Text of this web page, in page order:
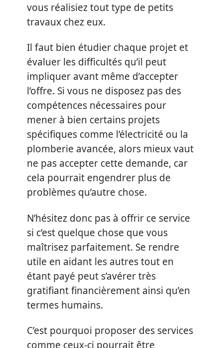
vous réalisiez tout type de petits
travaux chez eux.
Il faut bien étudier chaque projet et
évaluer les difficultés qu’il peut
impliquer avant même d’accepter
l’offre. Si vous ne disposez pas des
compétences nécessaires pour
mener à bien certains projets
spécifiques comme l’électricité ou la
plomberie avancée, alors mieux vaut
ne pas accepter cette demande, car
cela pourrait engendrer plus de
problèmes qu’autre chose.
N’hésitez donc pas à offrir ce service
si c’est quelque chose que vous
maîtrisez parfaitement. Se rendre
utile en aidant les autres tout en
étant payé peut s’avérer très
gratifiant financièrement ainsi qu’en
termes humains.
C’est pourquoi proposer des services
comme ceux-ci pourrait être